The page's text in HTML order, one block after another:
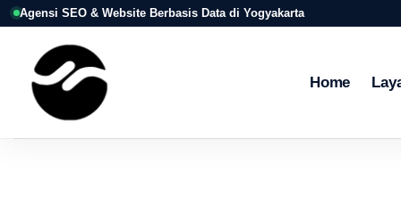
Skip
content
Agensi SEO & Website Berbasis Data di Yogyakarta
Home